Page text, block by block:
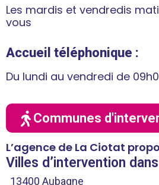
Les mardis et vendredis
vous
Accueil téléphonique :
Du lundi au vendredi de
Communes
L’agence de La Ciotat
Villes d’intervention
13400 Aubagne